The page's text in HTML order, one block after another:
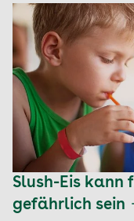
Slush-Eis kann
gefährlich sein